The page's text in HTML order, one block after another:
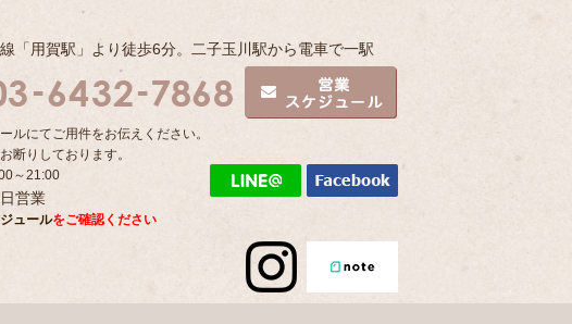
「用賀駅」より徒歩6分。二子玉川駅から電車で一駅
ルにてご用件をお伝えください。
断りしております。
～21:00
営業
ュールをご確認ください